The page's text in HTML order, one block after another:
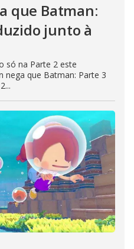
que Batman:
junto à
só na Parte 2 este
nega que Batman: Parte 3